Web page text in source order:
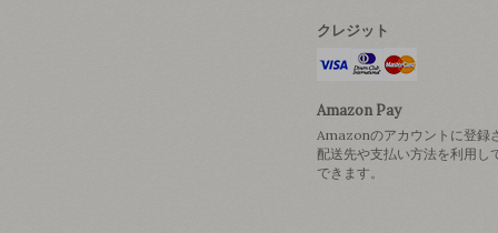
クレジット
Amazon Pay
Amazonのアカウントに登録
配送先や支払い方法を利用し
できます。